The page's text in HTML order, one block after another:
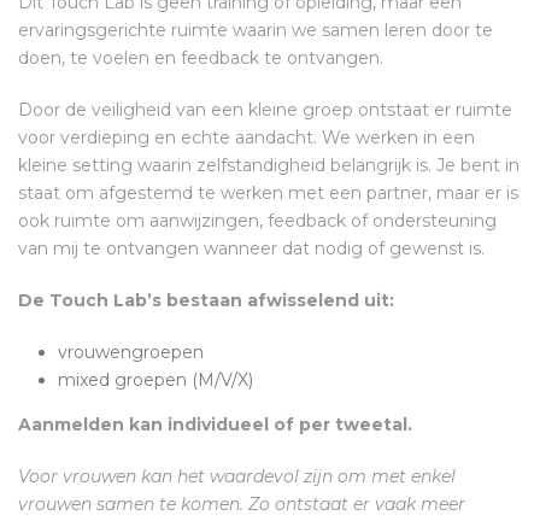
ervaringsgerichte ruimte waarin we samen leren door te
doen, te voelen en feedback te ontvangen.
Door de veiligheid van een kleine groep ontstaat er ruimte
voor verdieping en echte aandacht. We werken in een
kleine setting waarin zelfstandigheid belangrijk is. Je bent in
staat om afgestemd te werken met een partner, maar er is
ook ruimte om aanwijzingen, feedback of ondersteuning
van mij te ontvangen wanneer dat nodig of gewenst is.
De Touch Lab’s bestaan afwisselend uit:
vrouwengroepen
mixed groepen (M/V/X)
Aanmelden kan individueel of per tweetal.
Voor vrouwen kan het waardevol zijn om met enkel
vrouwen samen te komen. Zo ontstaat er vaak meer